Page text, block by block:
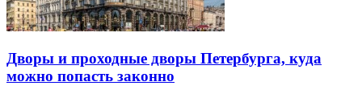
Дворы и проходные дворы Петербурга, куда
можно попасть законно